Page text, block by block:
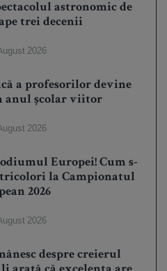
astronomic de
trei decenii
2026
a profesorilor devine
anul școlar viitor
2026
Europei! Cum s-
la Campionatul
2026
2026
despre creierul